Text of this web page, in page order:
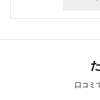
口コミ